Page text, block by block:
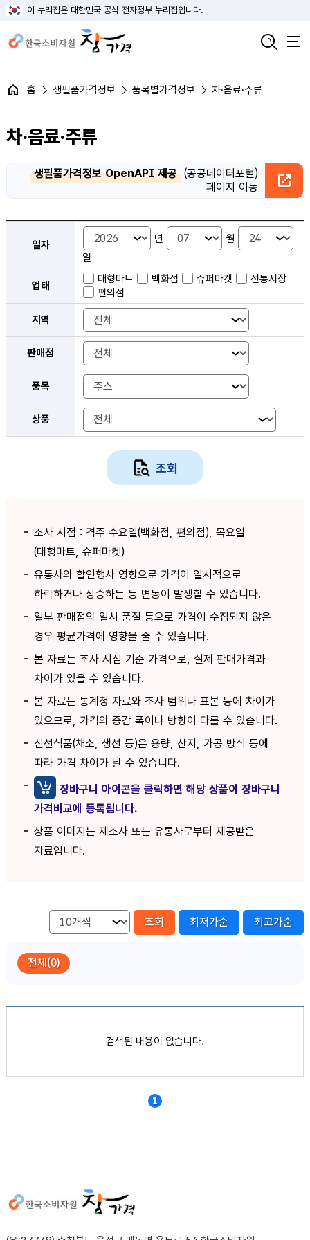
이 누리집은 대한민국 공식 전자정부 누리집입니다.
홈 생필품가격정보 품목별가격정보 차·음료·주류
차·음료·주류
생필품가격정보 OpenAPI 제공 (공공데이터포털)
페이지 이동
일자 년
월
일
업태
대형마트 백화점 슈퍼마켓
전통시장
편의점
지역
판매점
품목
상품
조회
조사 시점 : 격주 수요일(백화점, 편의점), 목요일
(대형마트, 슈퍼마켓)
유통사의 할인행사 영향으로 가격이 일시적으로
하락하거나 상승하는 등 변동이 발생할 수 있습니다.
일부 판매점의 일시 품절 등으로 가격이 수집되지 않은
경우 평균가격에 영향을 줄 수 있습니다.
본 자료는 조사 시점 기준 가격으로, 실제 판매가격과
차이가 있을 수 있습니다.
본 자료는 통계청 자료와 조사 범위나 표본 등에 차이가
있으므로, 가격의 증감 폭이나 방향이 다를 수 있습니다.
신선식품(채소, 생선 등)은 용량, 산지, 가공 방식 등에
따라 가격 차이가 날 수 있습니다.
장바구니 아이콘을 클릭하면 해당 상품이 장바구니
가격비교에 등록됩니다.
상품 이미지는 제조사 또는 유통사로부터 제공받은
자료입니다.
조회 최저가순 최고가순
전체(0)
검색된 내용이 없습니다.
1